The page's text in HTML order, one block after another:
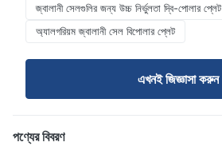
জ্বালানী সেলগুলির জন্য উচ্চ নির্ভুলতা দ্বি-পোলার প্লেট
অ্যালগরিয়ম জ্বালানী সেল বিপোলার প্লেট
এখনই জিজ্ঞাসা করুন
পণ্যের বিবরণ